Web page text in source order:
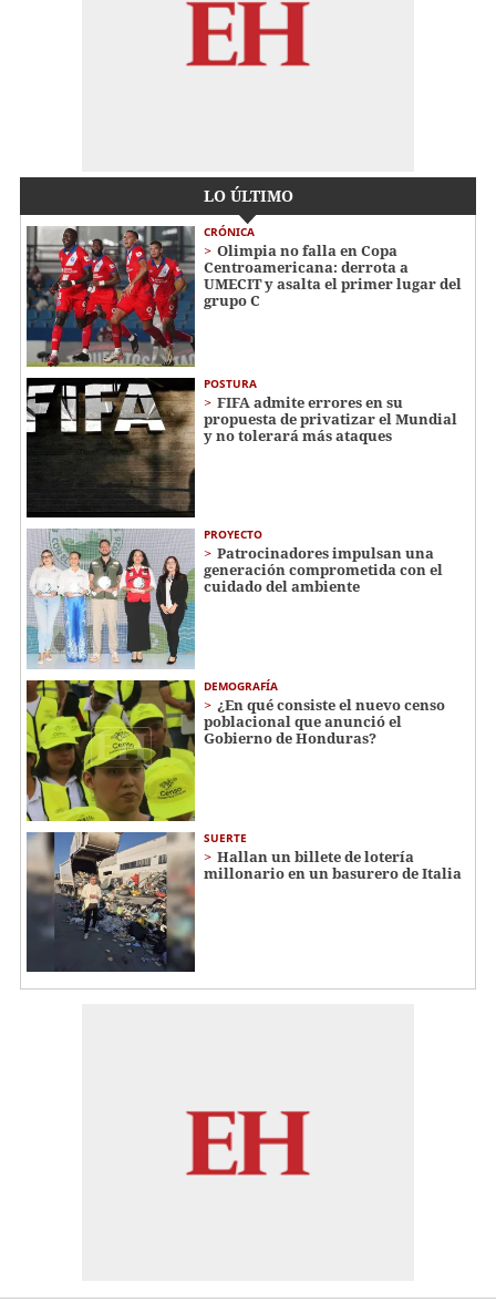
LO ÚLTIMO
CRÓNICA
Olimpia no falla en Copa
Centroamericana: derrota a
UMECIT y asalta el primer lugar del
grupo C
POSTURA
FIFA admite errores en su
propuesta de privatizar el Mundial
y no tolerará más ataques
PROYECTO
Patrocinadores impulsan una
generación comprometida con el
cuidado del ambiente
DEMOGRAFÍA
¿En qué consiste el nuevo censo
poblacional que anunció el
Gobierno de Honduras?
SUERTE
Hallan un billete de lotería
millonario en un basurero de Italia